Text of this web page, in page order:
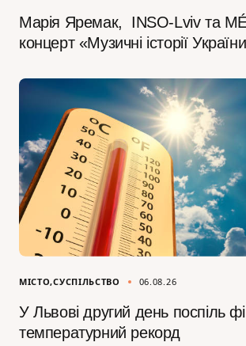
Марія Яремак, INSO-Lviv та
концерт «Музичні історії
МІСТО СУСПІЛЬСТВО 06.08.26
У Львові другий день поспіль
температурний рекорд